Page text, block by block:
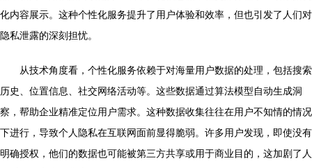
化内容展示。这种个性化服务提升了用户体验和效率，但也引发了人们对
隐私泄露的深刻担忧。
从技术角度看，个性化服务依赖于对海量用户数据的处理，包括搜索
历史、位置信息、社交网络活动等。这些数据通过算法模型自动生成洞
察，帮助企业精准定位用户需求。这种数据收集往往在用户不知情的情况
下进行，导致个人隐私在互联网面前显得脆弱。许多用户发现，即使没有
明确授权，他们的数据也可能被第三方共享或用于商业目的，这加剧了人